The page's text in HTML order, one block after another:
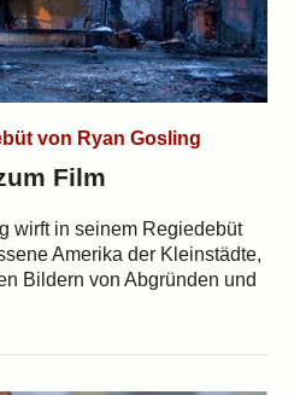
von Ryan Gosling
Film
wirft in seinem Regiedebüt
Amerika der Kleinstädte,
Bildern von Abgründen und